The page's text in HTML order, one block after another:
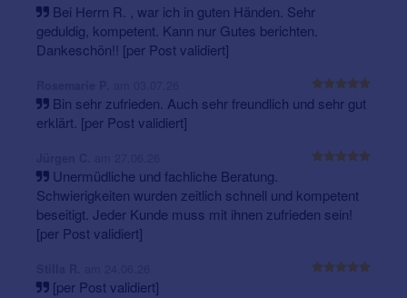
Bei Herrn R. , war ich in guten Händen. Sehr
geduldig, kompetent. Kann nur Gutes berichten.
Dankeschön!! [per Post validiert]
Bin sehr zufrieden. Auch sehr freundlich und sehr gut
erklärt. [per Post validiert]
Unermüdliche und fachliche Beratung.
Schwierigkeiten wurden zeitlich schnell und kompetent
beseitigt. Jeder Kunde muss mit ihnen zufrieden sein!
[per Post validiert]
[per Post validiert]